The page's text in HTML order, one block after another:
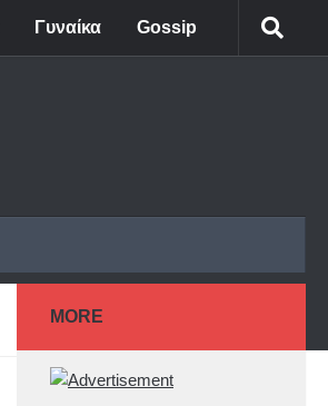
Γυναίκα Gossip
MORE